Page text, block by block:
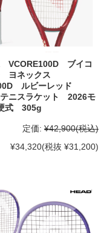
VCORE100D ブイコ
ヨネックス
ルビーレッド
ニスラケット 2026モ
式 305g
定価: ¥42,900(税込)
¥34,320(税抜 ¥31,200)